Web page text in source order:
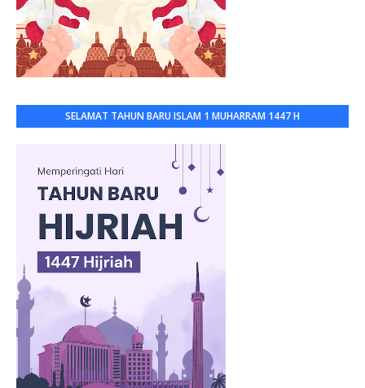
SELAMAT TAHUN BARU ISLAM 1 MUHARRAM 1447 H